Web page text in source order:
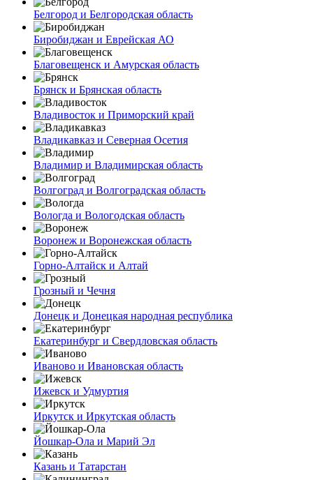
Белгород и Белгородская область
Биробиджан и Еврейская АО
Благовещенск и Амурская область
Брянск и Брянская область
Владивосток и Приморский край
Владикавказ и Северная Осетия
Владимир и Владимирская область
Волгоград и Волгоградская область
Вологда и Вологодская область
Воронеж и Воронежская область
Горно-Алтайск и Алтай
Грозный и Чечня
Донецк и Донецкая народная республика
Екатеринбург и Свердловская область
Иваново и Ивановская область
Ижевск и Удмуртия
Иркутск и Иркутская область
Йошкар-Ола и Марий Эл
Казань и Татарстан